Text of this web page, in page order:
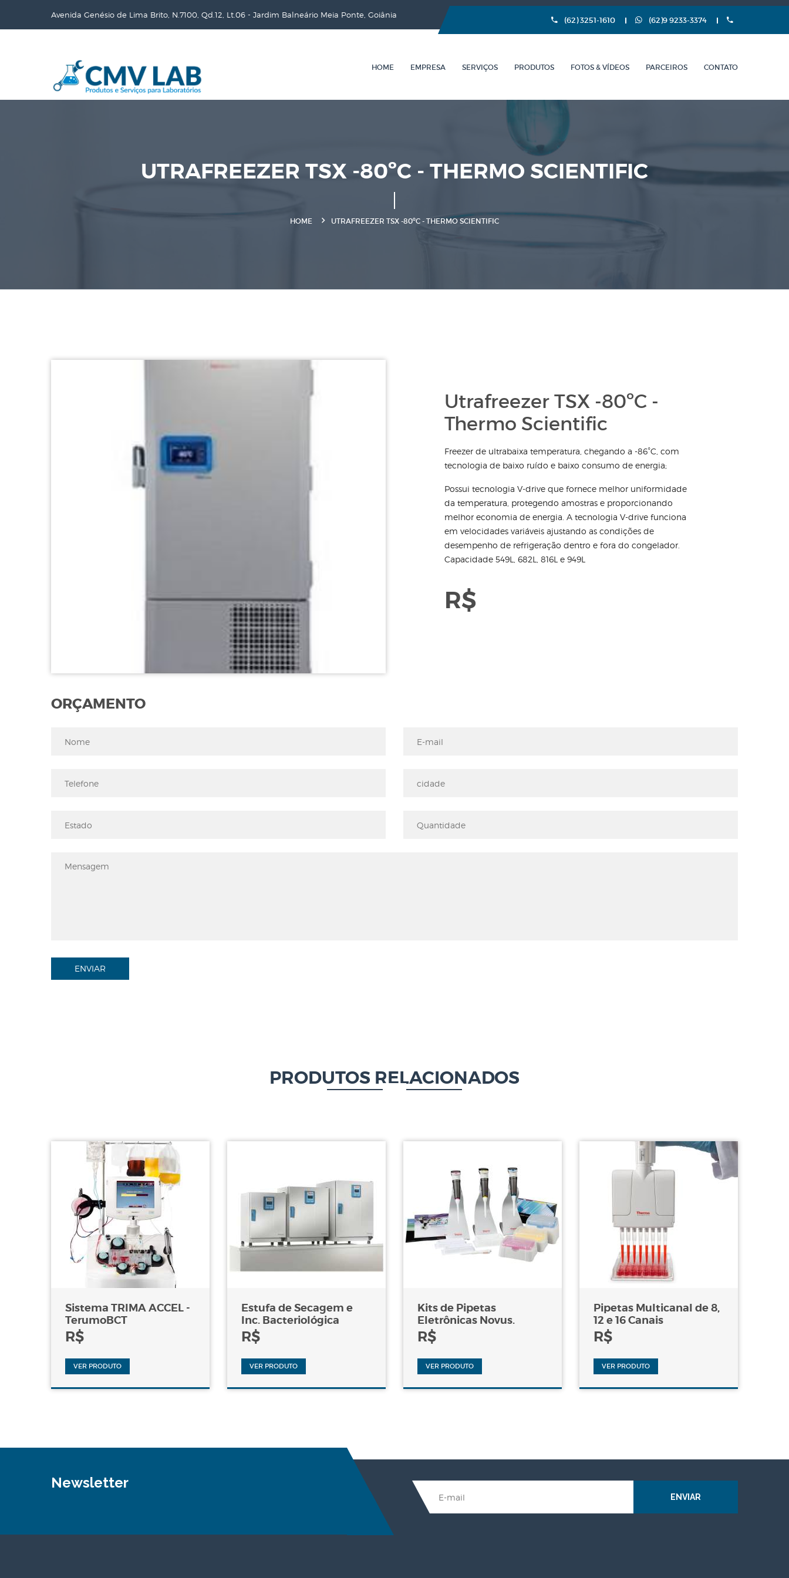
Avenida Genésio de Lima Brito, N.7100, Qd.12, Lt.06 - Jardim Balneário Meia Ponte, Goiânia
(62) 3251-1610 (62)9 9233-3374
HOME EMPRESA SERVIÇOS PRODUTOS FOTOS & VÍDEOS PARCEIROS CONTATO
UTRAFREEZER TSX -80ºC - THERMO SCIENTIFIC
HOME UTRAFREEZER TSX -80ºC - THERMO SCIENTIFIC
Utrafreezer TSX -80ºC -
Thermo Scientific
Freezer de ultrabaixa temperatura, chegando a -86°C, com
tecnologia de baixo ruído e baixo consumo de energia;
Possui tecnologia V-drive que fornece melhor uniformidade
da temperatura, protegendo amostras e proporcionando
melhor economia de energia. A tecnologia V-drive funciona
em velocidades variáveis ajustando as condições de
desempenho de refrigeração dentro e fora do congelador.
Capacidade 549L, 682L, 816L e 949L
R$
ORÇAMENTO
ENVIAR
PRODUTOS RELACIONADOS
Sistema TRIMA ACCEL -
TerumoBCT
R$
VER PRODUTO
Estufa de Secagem e
Inc. Bacteriológica
R$
VER PRODUTO
Kits de Pipetas
Eletrônicas Novus.
R$
VER PRODUTO
Pipetas Multicanal de 8,
12 e 16 Canais
R$
VER PRODUTO
Newsletter
ENVIAR